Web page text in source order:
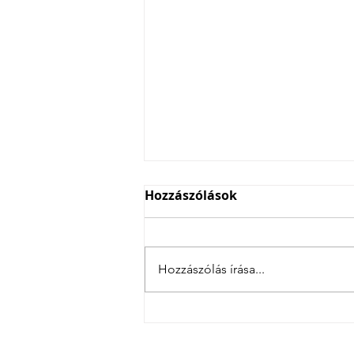
4 csatás Szlovéniában
Hozzászólások
Hozzászólás írása...